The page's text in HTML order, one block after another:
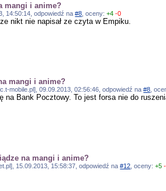
mangi i anime?
14:50:14, odpowiedź na#8 , oceny:+4 -0
nikt nie napisał ze czyta w Empiku.
mangi i anime?
mobile.pl], 09.09.2013, 02:56:46, odpowiedź na#8 ,
na Bank Pocztowy. To jest forsa nie do
na mangi i anime?
15.09.2013, 15:58:37, odpowiedź na#12 , oceny:+5